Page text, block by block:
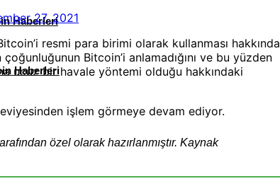
Haberleri
Haberleri
27, 2021
resmi para birimi olarak kullanması hakkında
Bitcoin’i anlamadığını ve bu yüzden
ucuz bir havale yöntemi olduğu hakkındaki
işlem görmeye devam ediyor.
özel olarak hazırlanmıştır. Kaynak